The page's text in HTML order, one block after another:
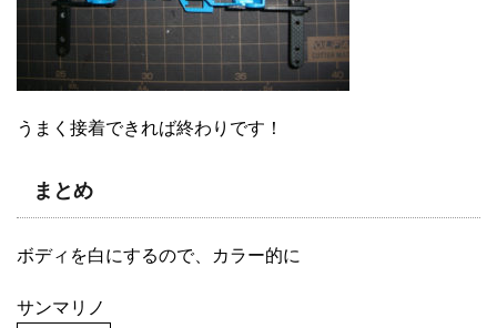
うまく接着できれば終わりです！
まとめ
ボディを白にするので、カラー的に
サンマリノ